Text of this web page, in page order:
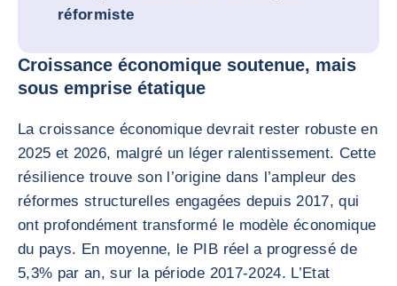
réformiste
Croissance économique soutenue, mais
sous emprise étatique
La croissance économique devrait rester robuste en
2025 et 2026, malgré un léger ralentissement. Cette
résilience trouve son l’origine dans l’ampleur des
réformes structurelles engagées depuis 2017, qui
ont profondément transformé le modèle économique
du pays. En moyenne, le PIB réel a progressé de
5,3% par an, sur la période 2017-2024. L’Etat